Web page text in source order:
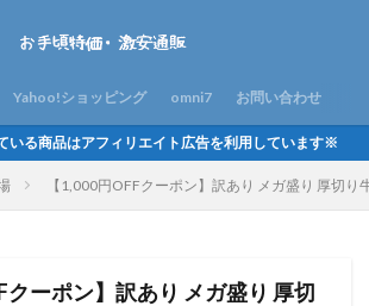
Yahoo!ショッピング omni7 お問い合わせ
いる商品はアフィリエイト広告を利用しています※
【1,000円OFFクーポン】訳あり メガ盛り 厚切り
クーポン】訳あり メガ盛り 厚切